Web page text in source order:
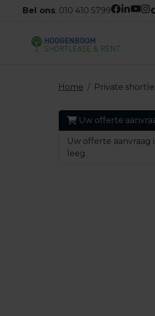
Bel ons: 010 410 5799
Home Private
Uw offerte
Uw offerte aanvraag
leeg.